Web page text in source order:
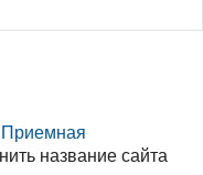
Приемная
название сайта